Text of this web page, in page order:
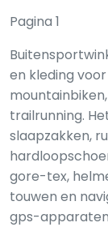
Pagina 1
en kleding
trailrunning.
slaapzakken,
gore-tex,
touwen en
gps-